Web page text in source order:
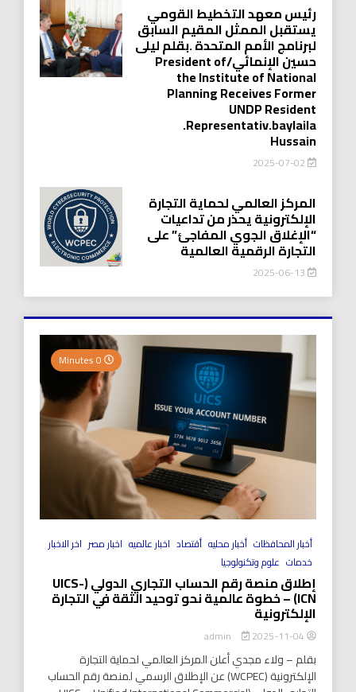
رئيس معهد التخطيط القومي
يستقبل الممثل المقيم السابق
لبرنامج الأمم المتحدة .بقلم ليلى
حسين الإنمائي/President of
the Institute of National
Planning Receives Former
UNDP Resident
.Representativ.baylaila
Hussain
2025-07-02
المركز العالمي لحماية التجارة
الإلكترونية يحذر من تداعيات
“الإغلاق الجوي المفاجئ” على
التجارة الرقمية العالمية
2025-06-13
أخبار المحافظات أخبار محليه أقتصاد اخبار عالميه اخبار مصر اخر الاخبار
خدمات علوم وتكنولوجيا
إطلاق منصة رقم الحساب التجاري الدولي (UICS-
ICN) – خطوة عالمية نحو توحيد الثقة في التجارة
الإلكترونية
2025-11-04
بقلم – ولاء مجدي أعلن المركز العالمي لحماية التجارة
الإلكترونية (WCPEC) عن الإطلاق الرسمي لمنصة رقم الحساب